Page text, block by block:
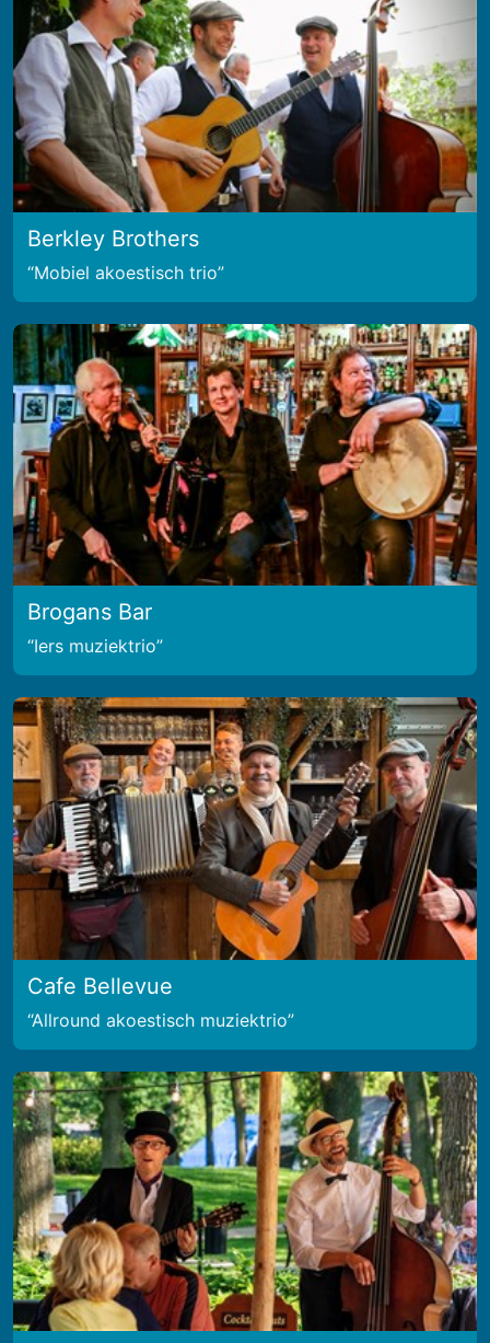
Berkley Brothers
Mobiel akoestisch trio
Brogans Bar
Iers muziektrio
Cafe Bellevue
Allround akoestisch muziektrio